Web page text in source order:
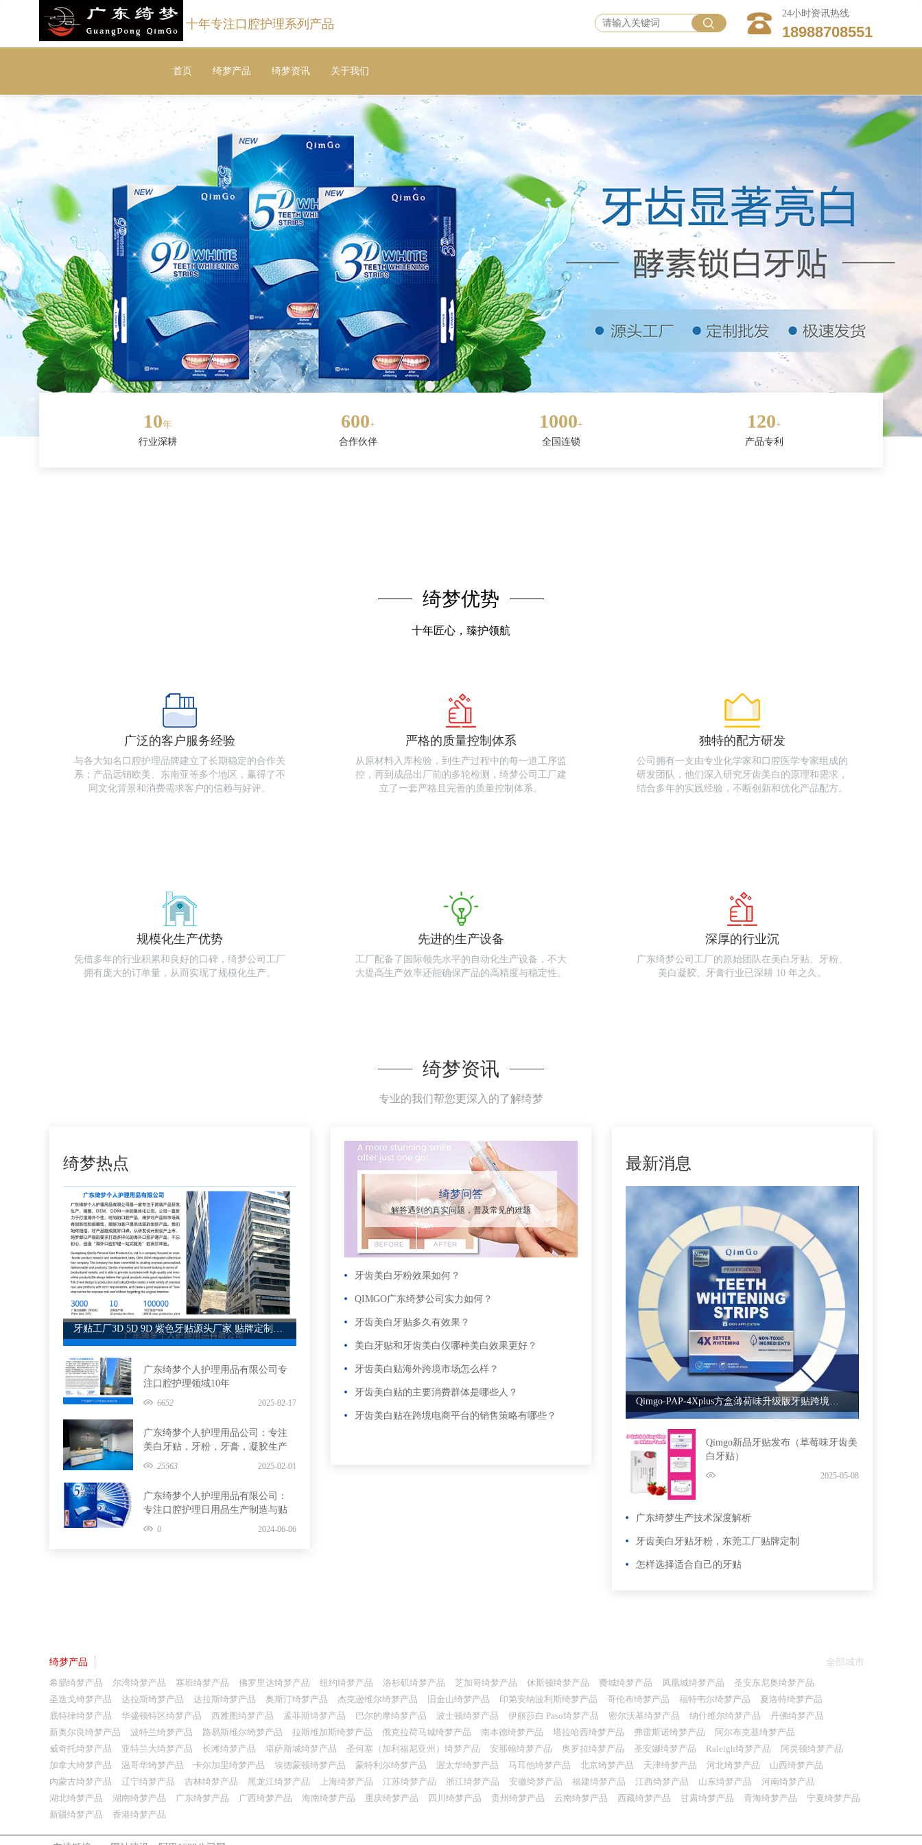
十年专注口腔护理系列产品
24小时资讯热线
18988708551
首页 绮梦产品 绮梦资讯 关于我们
10年
行业深耕
600+
合作伙伴
1000+
全国连锁
120+
产品专利
绮梦优势
十年匠心，臻护领航
广泛的客户服务经验
与各大知名口腔护理品牌建立了长期稳定的合作关
系；产品远销欧美、东南亚等多个地区，赢得了不
同文化背景和消费需求客户的信赖与好评。
严格的质量控制体系
从原材料入库检验，到生产过程中的每一道工序监
控，再到成品出厂前的多轮检测，绮梦公司工厂建
立了一套严格且完善的质量控制体系。
独特的配方研发
公司拥有一支由专业化学家和口腔医学专家组成的
研发团队，他们深入研究牙齿美白的原理和需求，
结合多年的实践经验，不断创新和优化产品配方。
规模化生产优势
凭借多年的行业积累和良好的口碑，绮梦公司工厂
拥有庞大的订单量，从而实现了规模化生产。
先进的生产设备
工厂配备了国际领先水平的自动化生产设备，不大
大提高生产效率还能确保产品的高精度与稳定性。
深厚的行业沉
广东绮梦公司工厂的原始团队在美白牙贴、牙粉、
美白凝胶、牙膏行业已深耕 10 年之久。
绮梦资讯
专业的我们帮您更深入的了解绮梦
绮梦热点
牙贴工厂3D 5D 9D 紫色牙贴源头厂家 贴牌定制代工广东绮梦
广东绮梦个人护理用品有限公司专
注口腔护理领域10年
6652 2025-02-17
广东绮梦个人护理用品公司：专注
美白牙贴，牙粉，牙膏，凝胶生产
制造与贴牌定制
25563 2025-02-01
广东绮梦个人护理用品有限公司：
专注口腔护理日用品生产制造与贴
牌定制
0 2024-06-06
绮梦问答
解答遇到的真实问题，普及常见的难题
牙齿美白牙粉效果如何？
QIMGO广东绮梦公司实力如何？
牙齿美白牙贴多久有效果？
美白牙贴和牙齿美白仪哪种美白效果更好？
牙齿美白贴海外跨境市场怎么样？
牙齿美白贴的主要消费群体是哪些人？
牙齿美白贴在跨境电商平台的销售策略有哪些？
最新消息
Qimgo-PAP-4Xplus方盒薄荷味升级版牙贴跨境专供
Qimgo新品牙贴发布（草莓味牙齿美
白牙贴）
2025-05-08
广东绮梦生产技术深度解析
牙齿美白牙贴牙粉，东莞工厂贴牌定制
怎样选择适合自己的牙贴
绮梦产品
全部城市
希腊绮梦产品
尔湾绮梦产品 塞班绮梦产品 佛罗里达绮梦产品 纽约绮梦产品 洛杉矶绮梦产品 芝加哥绮梦产品 休斯顿绮梦产品 费城绮梦产品 凤凰城绮梦产品
圣安东尼奥绮梦产品
圣迭戈绮梦产品
达拉斯绮梦产品 达拉斯绮梦产品 奥斯汀绮梦产品 杰克逊维尔绮梦产品 旧金山绮梦产品 印第安纳波利斯绮梦产品 哥伦布绮梦产品 福特韦尔绮梦产品
夏洛特绮梦产品
底特律绮梦产品
华盛顿特区绮梦产品 西雅图绮梦产品 孟菲斯绮梦产品 巴尔的摩绮梦产品 波士顿绮梦产品 伊丽莎白 Paso绮梦产品 密尔沃基绮梦产品 纳什维尔绮梦产品
丹佛绮梦产品
新奥尔良绮梦产品
波特兰绮梦产品 路易斯维尔绮梦产品 拉斯维加斯绮梦产品 俄克拉荷马城绮梦产品 南本德绮梦产品 塔拉哈西绮梦产品 弗雷斯诺绮梦产品
阿尔布克基绮梦产品
威奇托绮梦产品
亚特兰大绮梦产品 长滩绮梦产品 堪萨斯城绮梦产品 圣何塞（加利福尼亚州）绮梦产品 安那翰绮梦产品 奥罗拉绮梦产品 圣安娜绮梦产品 Raleigh绮梦产品
阿灵顿绮梦产品
加拿大绮梦产品
温哥华绮梦产品 卡尔加里绮梦产品 埃德蒙顿绮梦产品 蒙特利尔绮梦产品 渥太华绮梦产品 马耳他绮梦产品 北京绮梦产品 天津绮梦产品 河北绮梦产品
山西绮梦产品
内蒙古绮梦产品
辽宁绮梦产品 吉林绮梦产品 黑龙江绮梦产品 上海绮梦产品 江苏绮梦产品 浙江绮梦产品 安徽绮梦产品 福建绮梦产品 江西绮梦产品 山东绮梦产品
河南绮梦产品
湖北绮梦产品
湖南绮梦产品 广东绮梦产品 广西绮梦产品 海南绮梦产品 重庆绮梦产品 四川绮梦产品 贵州绮梦产品 云南绮梦产品 西藏绮梦产品 甘肃绮梦产品 青海绮梦产品
宁夏绮梦产品
新疆绮梦产品
香港绮梦产品